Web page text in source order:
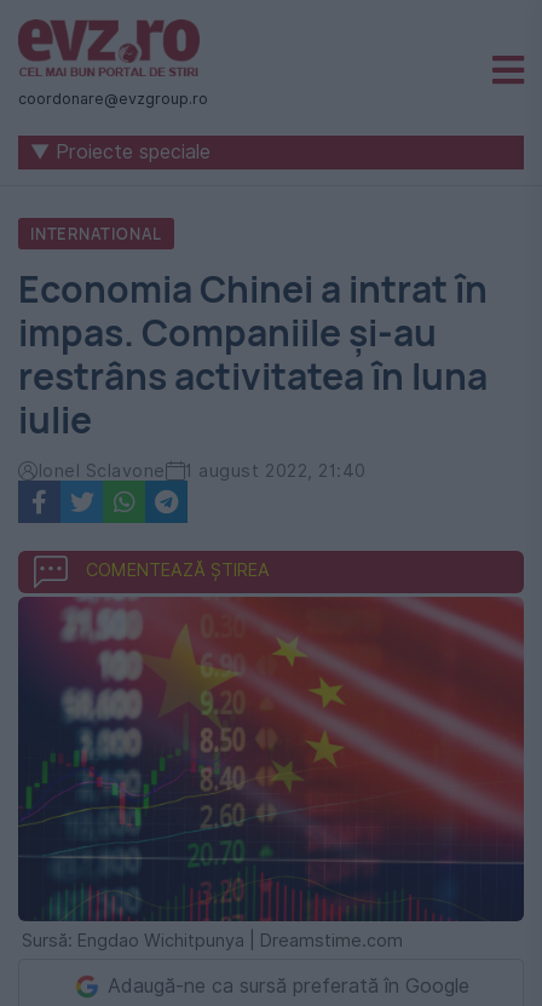
Știri
naționale
internaționale
România
-
Evenimentul
Zilei
coordonare@evzgroup.ro
▼ Proiecte speciale
INTERNATIONAL
Economia Chinei a intrat în
impas. Companiile și-au
restrâns activitatea în luna
iulie
Ionel Sclavone 1 august 2022, 21:40
COMENTEAZĂ ȘTIREA
Sursă: Engdao Wichitpunya | Dreamstime.com
Adaugă-ne ca sursă preferată în Google